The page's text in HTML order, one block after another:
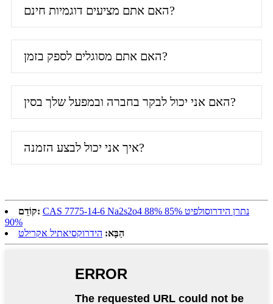
האם אתם מציעים דוגמיות חינם?
האם אתם מסוגלים לספק בזמן?
האם אני יכול לבקר בחברה ובמפעל שלך בסין?
איך אני יכול לבצע הזמנה?
קוֹדֵם: CAS 7775-14-6 Na2s2o4 נתרן הידרוסולפיט 85% 88%
90%
הַבָּא: הידרוקסיאתיל אקרילט